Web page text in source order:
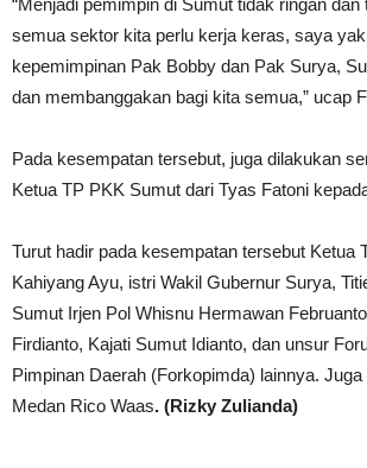
“Menjadi pemimpin di Sumut tidak ringan dan
semua sektor kita perlu kerja keras, saya
kepemimpinan Pak Bobby dan Pak Surya,
dan membanggakan bagi kita semua,” ucap
Pada kesempatan tersebut, juga dilakukan
Ketua TP PKK Sumut dari Tyas Fatoni
Turut hadir pada kesempatan tersebut Ketua
Kahiyang Ayu, istri Wakil Gubernur Surya,
Sumut Irjen Pol Whisnu Hermawan
Firdianto, Kajati Sumut Idianto, dan unsur
Pimpinan Daerah (Forkopimda) lainnya. Juga
Medan Rico Waas. (Rizky Zulianda)